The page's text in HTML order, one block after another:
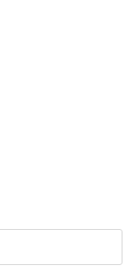
)까지입니다.
정상 사용 가능하니
/ 2ea